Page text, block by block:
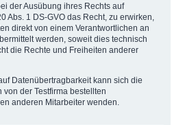
der Ausübung ihres Rechts auf
Abs. 1 DS-GVO das Recht, zu erwirken,
direkt von einem Verantwortlichen an
werden, soweit dies technisch
die Rechte und Freiheiten anderer
Datenübertragbarkeit kann sich die
der Testfirma bestellten
anderen Mitarbeiter wenden.